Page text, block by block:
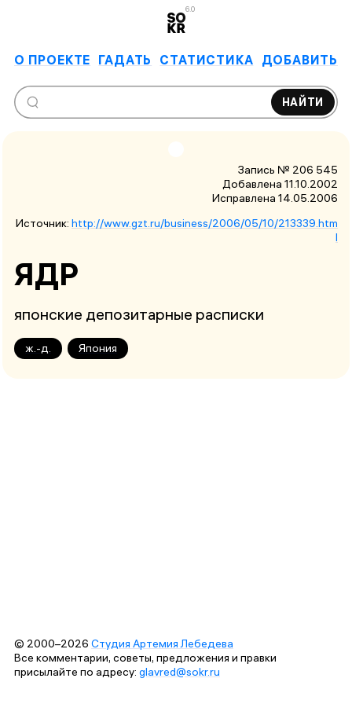
6.0
О ПРОЕКТЕ ГАДАТЬ СТАТИСТИКА ДОБАВИТЬ
НАЙТИ
Запись № 206 545
Добавлена 11.10.2002
Исправлена 14.05.2006
Источник: http://www.gzt.ru/business/2006/05/10/213339.htm
l
ЯДР
японские депозитарные расписки
ж.-д. Япония
© 2000–2026 Студия Артемия Лебедева
Все комментарии, советы, предложения и правки
присылайте по адресу: glavred@sokr.ru